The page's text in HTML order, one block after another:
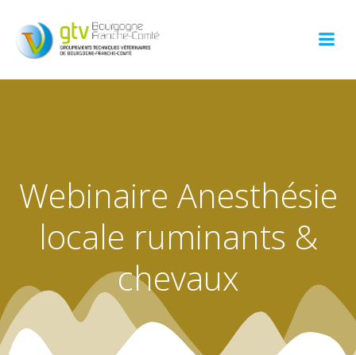
Webinaire Anesthésie
locale ruminants &
chevaux